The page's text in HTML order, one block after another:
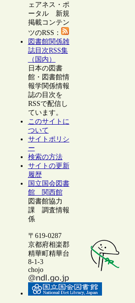
ェアネス・ポ
ータル 新規
掲載コンテン
ツのRSS：
図書館関係雑
誌目次RSS集
（国内）
日本の図書
館・図書館情
報学関係情報
誌の目次を
RSSで配信し
ています。
このサイトに
ついて
サイトポリシ
ー
検索の方法
サイトの更新
履歴
国立国会図書
館 関西館
図書館協力
課 調査情報
係
〒619-0287
京都府相楽郡
精華町精華台
8-1-3
chojo